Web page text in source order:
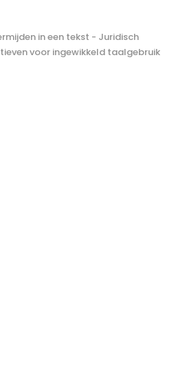
in een tekst - Juridisch
voor ingewikkeld taalgebruik